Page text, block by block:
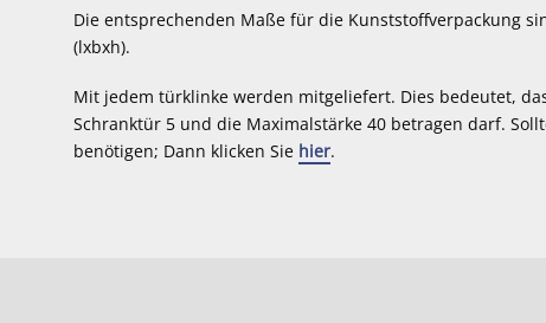
Die entsprechenden Maße für die Kunststoffverpackung
(lxbxh).
Mit jedem türklinke werden mitgeliefert. Dies bedeutet,
Schranktür 5 und die Maximalstärke 40 betragen darf.
benötigen; Dann klicken Sie hier.